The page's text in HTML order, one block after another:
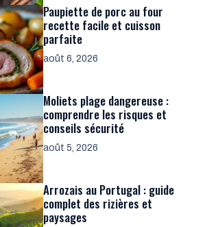
Paupiette de porc au four
recette facile et cuisson
parfaite
août 6, 2026
Moliets plage dangereuse :
comprendre les risques et
conseils sécurité
août 5, 2026
Arrozais au Portugal : guide
complet des rizières et
paysages